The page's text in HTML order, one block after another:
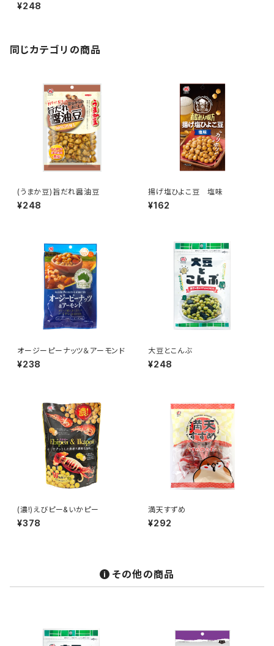
¥248
同じカテゴリの商品
(うまか豆)旨だれ醤油豆
¥248
揚げ塩ひよこ豆 塩味
¥162
オージーピーナッツ＆アーモンド
¥238
大豆とこんぶ
¥248
(濃!)えびピー&いかピー
¥378
満天すずめ
¥292
その他の商品